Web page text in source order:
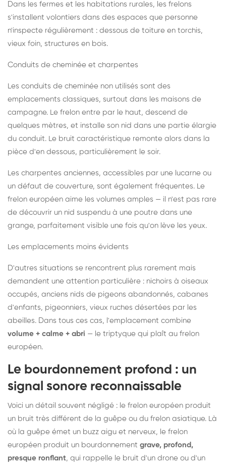
Dans les fermes et les habitations rurales, les frelons
s'installent volontiers dans des espaces que personne
n'inspecte régulièrement : dessous de toiture en torchis,
vieux foin, structures en bois.
Conduits de cheminée et charpentes
Les conduits de cheminée non utilisés sont des
emplacements classiques, surtout dans les maisons de
campagne. Le frelon entre par le haut, descend de
quelques mètres, et installe son nid dans une partie élargie
du conduit. Le bruit caractéristique remonte alors dans la
pièce d'en dessous, particulièrement le soir.
Les charpentes anciennes, accessibles par une lucarne ou
un défaut de couverture, sont également fréquentes. Le
frelon européen aime les volumes amples — il n'est pas rare
de découvrir un nid suspendu à une poutre dans une
grange, parfaitement visible une fois qu'on lève les yeux.
Les emplacements moins évidents
D'autres situations se rencontrent plus rarement mais
demandent une attention particulière : nichoirs à oiseaux
occupés, anciens nids de pigeons abandonnés, cabanes
d'enfants, pigeonniers, vieux ruches désertées par les
abeilles. Dans tous ces cas, l'emplacement combine
volume + calme + abri — le triptyque qui plaît au frelon
européen.
Le bourdonnement profond : un
signal sonore reconnaissable
Voici un détail souvent négligé : le frelon européen produit
un bruit très différent de la guêpe ou du frelon asiatique. Là
où la guêpe émet un buzz aigu et nerveux, le frelon
européen produit un bourdonnement grave, profond,
presque ronflant, qui rappelle le bruit d'un drone ou d'un